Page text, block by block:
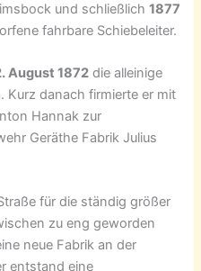
und schließlich1877
fahrbare Schiebeleiter.
August 1872 die alleinige
Kurz danach firmierte er mit
Hannak zur
Geräthe Fabrik Julius
für die ständig größer
zu eng geworden
neue Fabrik an der
entstand eine